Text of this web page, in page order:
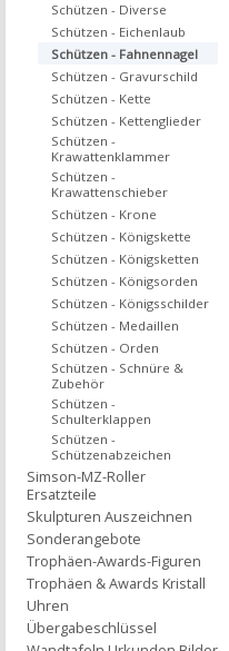
Schützen - Diverse
Schützen - Eichenlaub
Schützen - Fahnennagel
Schützen - Gravurschild
Schützen - Kette
Schützen - Kettenglieder
Schützen -
Krawattenklammer
Schützen -
Krawattenschieber
Schützen - Krone
Schützen - Königskette
Schützen - Königsketten
Schützen - Königsorden
Schützen - Königsschilder
Schützen - Medaillen
Schützen - Orden
Schützen - Schnüre &
Zubehör
Schützen -
Schulterklappen
Schützen -
Schützenabzeichen
Simson-MZ-Roller
Ersatzteile
Skulpturen Auszeichnen
Sonderangebote
Trophäen-Awards-Figuren
Trophäen & Awards Kristall
Uhren
Übergabeschlüssel